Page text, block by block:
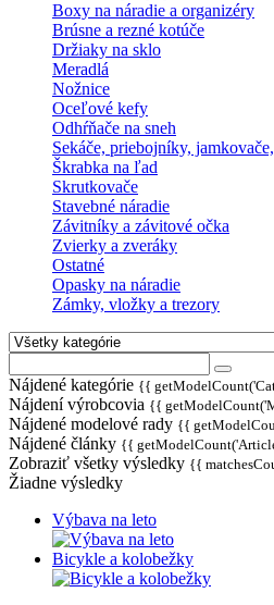
Boxy na náradie a organizéry
Brúsne a rezné kotúče
Držiaky na sklo
Meradlá
Nožnice
Oceľové kefy
Odhŕňače na sneh
Sekáče, priebojníky,
Škrabka na ľad
Skrutkovače
Stavebné náradie
Závitníky a závitové očka
Zvierky a zveráky
Ostatné
Opasky na náradie
Zámky, vložky a trezory
Nájdené kategórie {{
Nájdení výrobcovia {{
Nájdené modelové rady {{
Nájdené články {{
Zobraziť všetky výsledky {{
Žiadne výsledky
Výbava na leto
Bicykle a kolobežky